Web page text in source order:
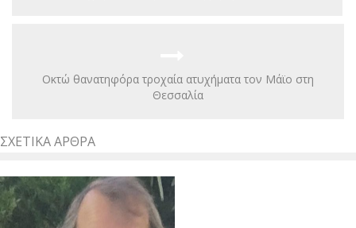
Οκτώ θανατηφόρα τροχαία ατυχήματα τον Μάϊο στη
Θεσσαλία
ΣΧΕΤΙΚΆ ΆΡΘΡΑ